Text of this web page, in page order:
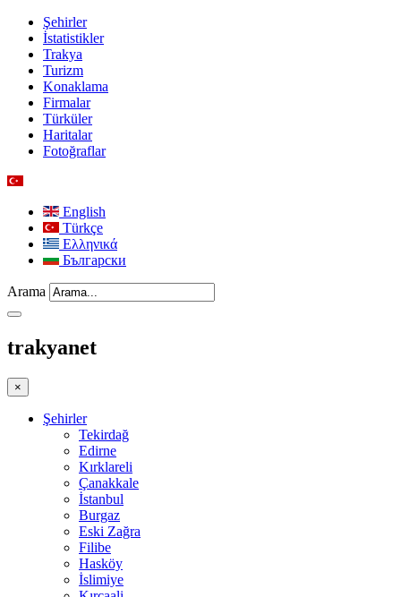
Şehirler
İstatistikler
Trakya
Turizm
Konaklama
Firmalar
Türküler
Haritalar
Fotoğraflar
English
Türkçe
Ελληνικά
Български
Arama
trakyanet
×
Şehirler
Tekirdağ
Edirne
Kırklareli
Çanakkale
İstanbul
Burgaz
Eski Zağra
Filibe
Hasköy
İslimiye